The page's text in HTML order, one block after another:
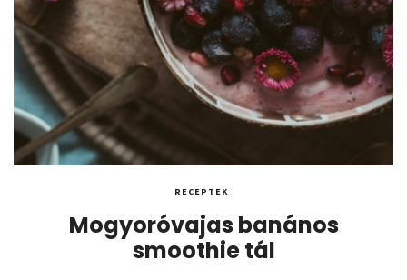
RECEPTEK
Mogyoróvajas banános
smoothie tál